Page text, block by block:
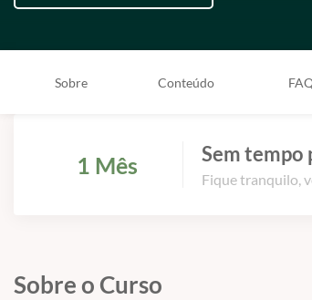
Sobre Conteúdo
1 Mês Sem tempo
Fique tranquilo,
Sobre o Curso